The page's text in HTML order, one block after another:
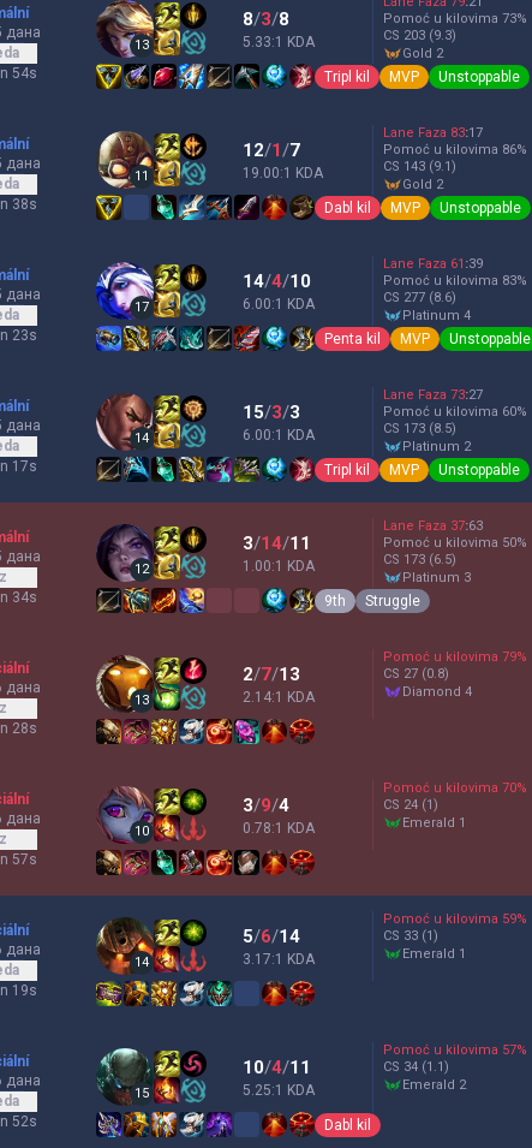
дана
54s
13
8/3/8
5.33:1 KDA
Pomoć u kilovima 73%
CS 203 (9.3)
gold 2
Tripl kil MVP Unstoppable
дана
38s
11
12/1/7
19.00:1 KDA
Lane Faza 83:17
Pomoć u kilovima 86%
CS 143 (9.1)
gold 2
Dabl kil MVP Unstoppable
дана
23s
17
14/4/10
6.00:1 KDA
Lane Faza 61 :39
Pomoć u kilovima 83%
CS 277 (8.6)
platinum 4
Penta kil MVP Unstoppable
дана
17s
14
15/3/3
6.00:1 KDA
Lane Faza 73:27
Pomoć u kilovima 60%
CS 173 (8.5)
platinum 2
Tripl kil MVP Unstoppable
дана
34s
12
3/14/11
1.00:1 KDA
Lane Faza 37:63
Pomoć u kilovima 50%
CS 173 (6.5)
platinum 3
9th Struggle
дана
28s
13
2/7/13
2.14:1 KDA
Pomoć u kilovima 79%
CS 27 (0.8)
diamond 4
дана
57s
10
3/9/4
0.78:1 KDA
Pomoć u kilovima 70%
CS 24 (1)
emerald 1
дана
19s
14
5/6/14
3.17:1 KDA
Pomoć u kilovima 59%
CS 33 (1)
emerald 1
дана
52s
15
10/4/11
5.25:1 KDA
Pomoć u kilovima 57%
CS 34 (1.1)
emerald 2
Dabl kil